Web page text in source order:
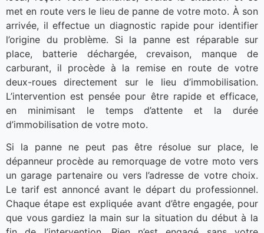
met en route vers le lieu de panne de votre moto. À son
arrivée, il effectue un diagnostic rapide pour identifier
l’origine du problème. Si la panne est réparable sur
place, batterie déchargée, crevaison, manque de
carburant, il procède à la remise en route de votre
deux-roues directement sur le lieu d’immobilisation.
L’intervention est pensée pour être rapide et efficace,
en minimisant le temps d’attente et la durée
d’immobilisation de votre moto.
Si la panne ne peut pas être résolue sur place, le
dépanneur procède au remorquage de votre moto vers
un garage partenaire ou vers l’adresse de votre choix.
Le tarif est annoncé avant le départ du professionnel.
Chaque étape est expliquée avant d’être engagée, pour
que vous gardiez la main sur la situation du début à la